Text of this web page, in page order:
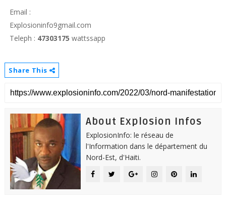
Email :
Explosioninfo9gmail.com
Teleph : 47303175 wattssapp
Share This
About Explosion Infos
ExplosionInfo: le réseau de
l'Information dans le département du
Nord-Est, d'Haiti.